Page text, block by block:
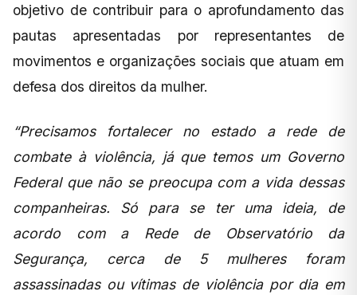
objetivo de contribuir para o aprofundamento das
pautas apresentadas por representantes de
movimentos e organizações sociais que atuam em
defesa dos direitos da mulher.
“Precisamos fortalecer no estado a rede de
combate à violência, já que temos um Governo
Federal que não se preocupa com a vida dessas
companheiras. Só para se ter uma ideia, de
acordo com a Rede de Observatório da
Segurança, cerca de 5 mulheres foram
assassinadas ou vítimas de violência por dia em